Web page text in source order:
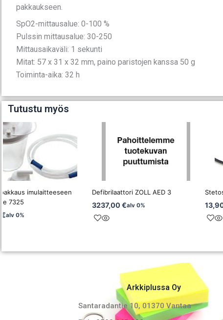
pakkaukseen.
SpO2-mittausalue: 0-100 %
Pulssin mittausalue: 30-250
Mittausaikaväli: 1 sekunti
Mitat: 57 x 31 x 32 mm, paino paristojen kanssa 50 g
Toiminta-aika: 32 h
Tutustu myös
imulaitteeseen
7325
€alv 0%
Defibrilaattori ZOLL AED 3
3237,00€alv 0%
Arkkiplussa Oy
Santaradantie 10, 01370 Vantaa​